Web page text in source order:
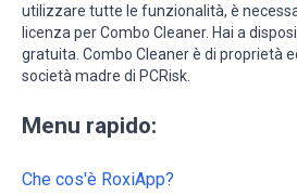
utilizzare tutte le funzionalità, è
licenza per Combo Cleaner. Hai a
gratuita. Combo Cleaner è di proprietà
società madre di PCRisk.
Menu rapido:
Che cos'è RoxiApp?